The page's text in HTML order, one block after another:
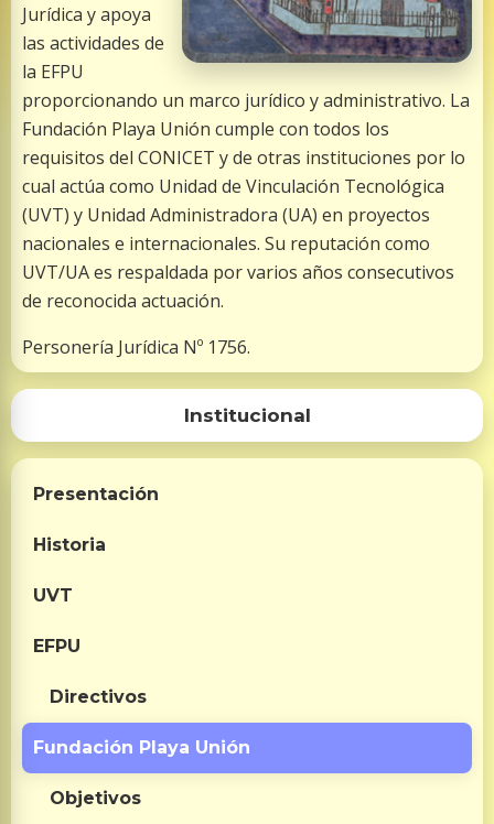
Jurídica y apoya
las actividades de
la EFPU
proporcionando un marco jurídico y administrativo. La
Fundación Playa Unión cumple con todos los
requisitos del CONICET y de otras instituciones por lo
cual actúa como Unidad de Vinculación Tecnológica
(UVT) y Unidad Administradora (UA) en proyectos
nacionales e internacionales. Su reputación como
UVT/UA es respaldada por varios años consecutivos
de reconocida actuación.
Personería Jurídica Nº 1756.
Institucional
Presentación
Historia
UVT
EFPU
Directivos
Fundación Playa Unión
Objetivos